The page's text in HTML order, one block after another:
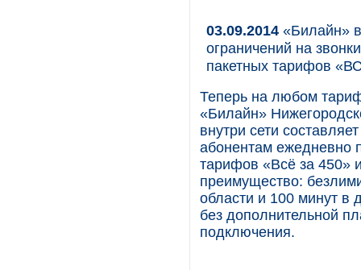
03.09.2014 «Билайн»
ограничений на
пакетных тарифов
Теперь на любом
«Билайн»
внутри сети
абонентам ежедневно
тарифов «Всё за 450»
преимущество:
области и 100 минут в
без дополнительной
подключения.